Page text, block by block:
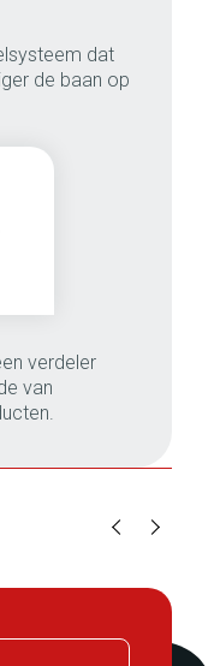
dat
de baan op
verdeler
van